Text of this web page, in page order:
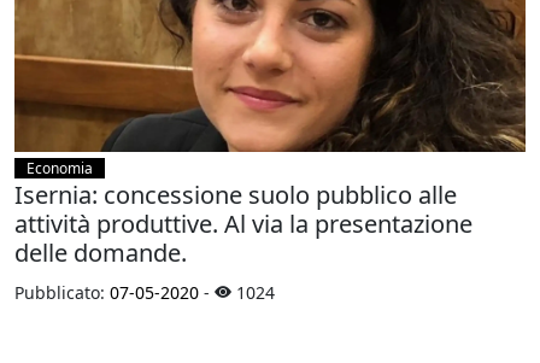
Economia
Isernia: concessione suolo pubblico alle
attività produttive. Al via la presentazione
delle domande.
Pubblicato: 07-05-2020 - 1024